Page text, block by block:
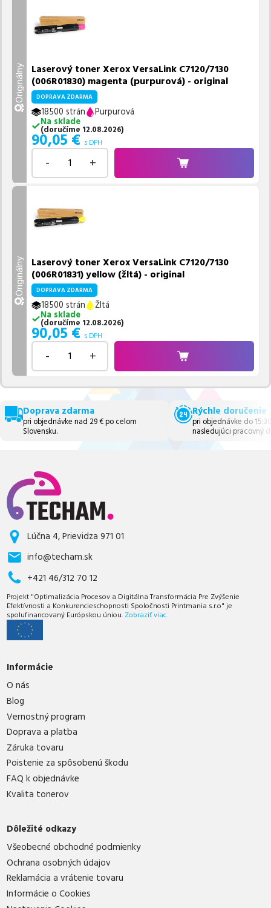
Originálny Laserový toner Xerox VersaLink C7120/7130
(006R01830) magenta (purpurová) - original
DOPRAVA ZDARMA
18500 strán
Purpurová
Na sklade
(doručíme 12.08.2026)
90,05 € s DPH
- +
Originálny Laserový toner Xerox VersaLink C7120/7130
(006R01831) yellow (žltá) - original
DOPRAVA ZDARMA
18500 strán
Žltá
Na sklade
(doručíme 12.08.2026)
90,05 € s DPH
- +
Doprava zdarma
pri objednávke nad 29 € po celom
Slovensku.
Rýchle doručenie
pri objednávke do
nasledujúci pracovný
Lúčna 4, Prievidza 971 01
info@techam.sk
+421 46/312 70 12
Projekt "Optimalizácia Procesov a Digitálna Transformácia Pre Zvýšenie
Efektívnosti a Konkurencieschopnosti Spoločnosti Printmania s.r.o" je
spolufinancovaný Európskou úniou. Zobraziť viac.
Informácie
O nás
Blog
Vernostný program
Doprava a platba
Záruka tovaru
Poistenie za spôsobenú škodu
FAQ k objednávke
Kvalita tonerov
Dôležité odkazy
Všeobecné obchodné podmienky
Ochrana osobných údajov
Reklamácia a vrátenie tovaru
Informácie o Cookies